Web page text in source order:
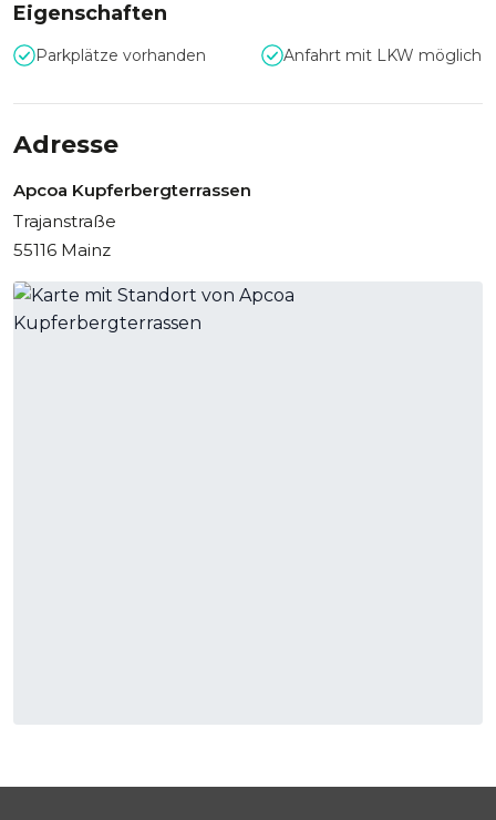
Eigenschaften
Parkplätze vorhanden Anfahrt mit LKW möglich
Adresse
Apcoa Kupferbergterrassen
Trajanstraße
55116 Mainz